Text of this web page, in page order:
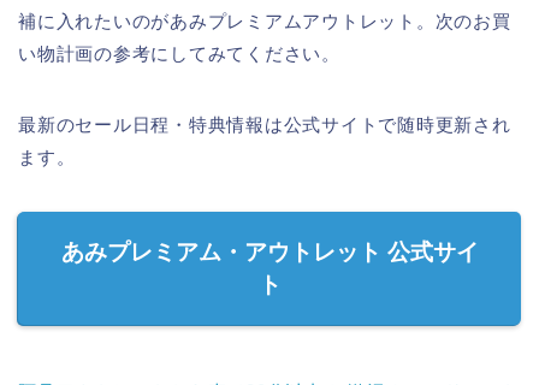
補に入れたいのがあみプレミアムアウトレット。次のお買
い物計画の参考にしてみてください。
最新のセール日程・特典情報は公式サイトで随時更新され
ます。
あみプレミアム・アウトレット 公式サイ
ト